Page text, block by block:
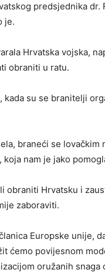
predsjednika dr.
je.
Hrvatska vojska,
obraniti u ratu.
su se branitelji
braneći se lovačkim
nam je jako
obraniti Hrvatsku i
zaboraviti.
Europske unije,
ćemo povijesnom
oružanih snaga